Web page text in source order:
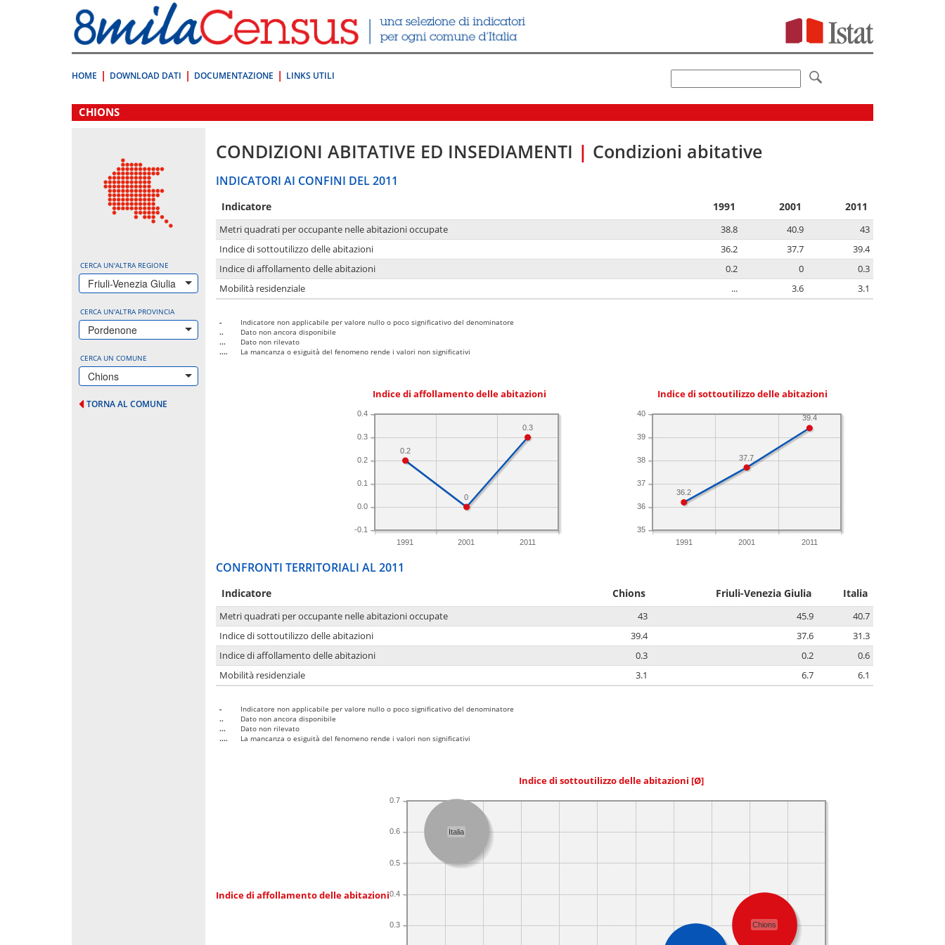
direttamente
a:
Contenuto
HOME DOWNLOAD DATI DOCUMENTAZIONE LINKS UTILI
.
CHIONS
CERCA UN'ALTRA REGIONE
Friuli-Venezia Giulia
CERCA UN'ALTRA PROVINCIA
Pordenone
CERCA UN COMUNE
Chions
TORNA AL COMUNE
CONDIZIONI ABITATIVE ED INSEDIAMENTI | Condizioni abitative
INDICATORI AI CONFINI DEL 2011
Indicatore 1991 2001 2011
Metri quadrati per occupante nelle abitazioni occupate 38.8 40.9
43
Indice di sottoutilizzo delle abitazioni
36.2 37.7
39.4
Indice di affollamento delle abitazioni
0.2 0
0.3
Mobilità residenziale
... 3.6 3.1
-
Indicatore non applicabile per valore nullo o poco significativo del denominatore
..
Dato non ancora disponibile
...
Dato non rilevato
....
La mancanza o esiguità del fenomeno rende i valori non significativi
Indice di affollamento delle abitazioni
1991 2001 2011
-0.1
0.0
0.1
0.2
0.3
0.4
0.3
0
0.2
Indice di sottoutilizzo delle abitazioni
1991 2001 2011
35
36
37
38
39
40
39.4
37.7
36.2
CONFRONTI TERRITORIALI AL 2011
Indicatore Chions Friuli-Venezia Giulia Italia
Metri quadrati per occupante nelle abitazioni occupate 43 45.9
40.7
Indice di sottoutilizzo delle abitazioni
39.4 37.6
31.3
Indice di affollamento delle abitazioni
0.3 0.2
0.6
Mobilità residenziale
3.1 6.7 6.1
-
Indicatore non applicabile per valore nullo o poco significativo del denominatore
..
Dato non ancora disponibile
...
Dato non rilevato
....
La mancanza o esiguità del fenomeno rende i valori non significativi
Indice di sottoutilizzo delle abitazioni [Ø]
Indice di affollamento delle abitazioni
0.3
0.4
0.5
0.6
0.7
Chions
Italia